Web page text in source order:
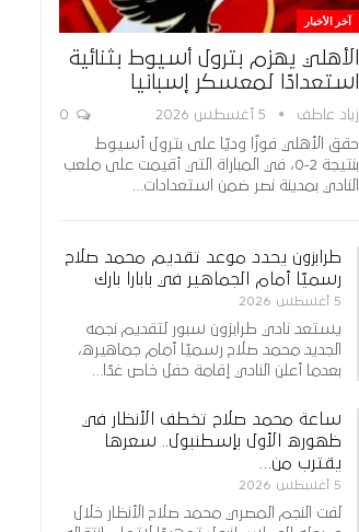
آخر الأخبار
الأهلي يهزم بترول أسيوط بثنائية
استعدادًا لمعسكر إسبانيا
زياد عاطف 5 أغسطس 2026
حقق الأهلي فوزًا وديًا على بترول أسيوط
بنتيجة 2-0، في المباراة التي أقيمت على ملعب
النادي بمدينة نصر ضمن استعدادات…
طرابزون يحدد موعد تقديم محمد صلاح
رسميًا أمام الجماهير في بابارا بارك
5 أغسطس 2026
يستعد نادي طرابزون سبور لتقديم نجمه
الجديد محمد صلاح رسميًا أمام جماهيره،
بعدما أعلن النادي إقامة حفل خاص غدًا…
ساعة محمد صلاح تخطف الأنظار في
ظهوره الأول بإسطنبول.. سعرها
يقترب من…
5 أغسطس 2026
لفت النجم المصري محمد صلاح الأنظار خلال